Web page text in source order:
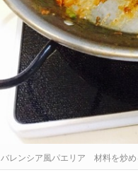
バレンシア風パエリア 材料を炒め